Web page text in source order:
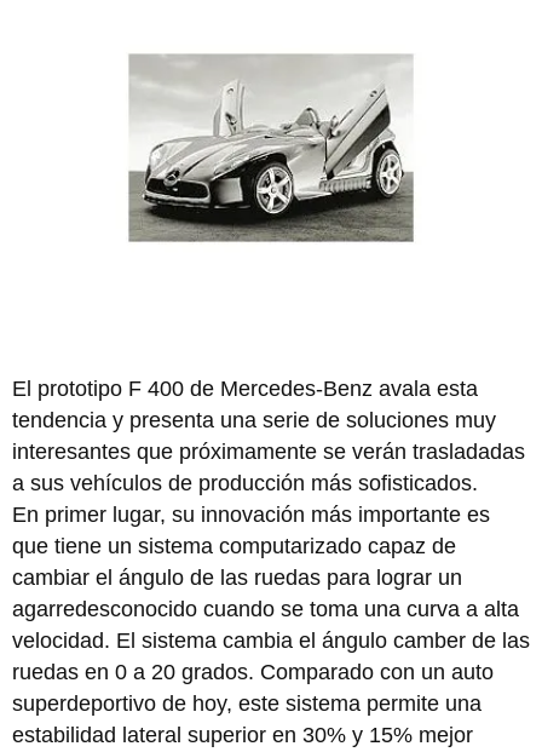
El prototipo F 400 de Mercedes-Benz avala esta
tendencia y presenta una serie de soluciones muy
interesantes que próximamente se verán trasladadas
a sus vehículos de producción más sofisticados.
En primer lugar, su innovación más importante es
que tiene un sistema computarizado capaz de
cambiar el ángulo de las ruedas para lograr un
agarredesconocido cuando se toma una curva a alta
velocidad. El sistema cambia el ángulo camber de las
ruedas en 0 a 20 grados. Comparado con un auto
superdeportivo de hoy, este sistema permite una
estabilidad lateral superior en 30% y 15% mejor